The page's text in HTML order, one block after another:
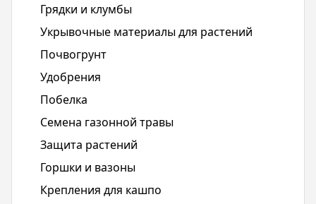
Грядки и клумбы
Укрывочные материалы для растений
Почвогрунт
Удобрения
Побелка
Семена газонной травы
Защита растений
Горшки и вазоны
Крепления для кашпо